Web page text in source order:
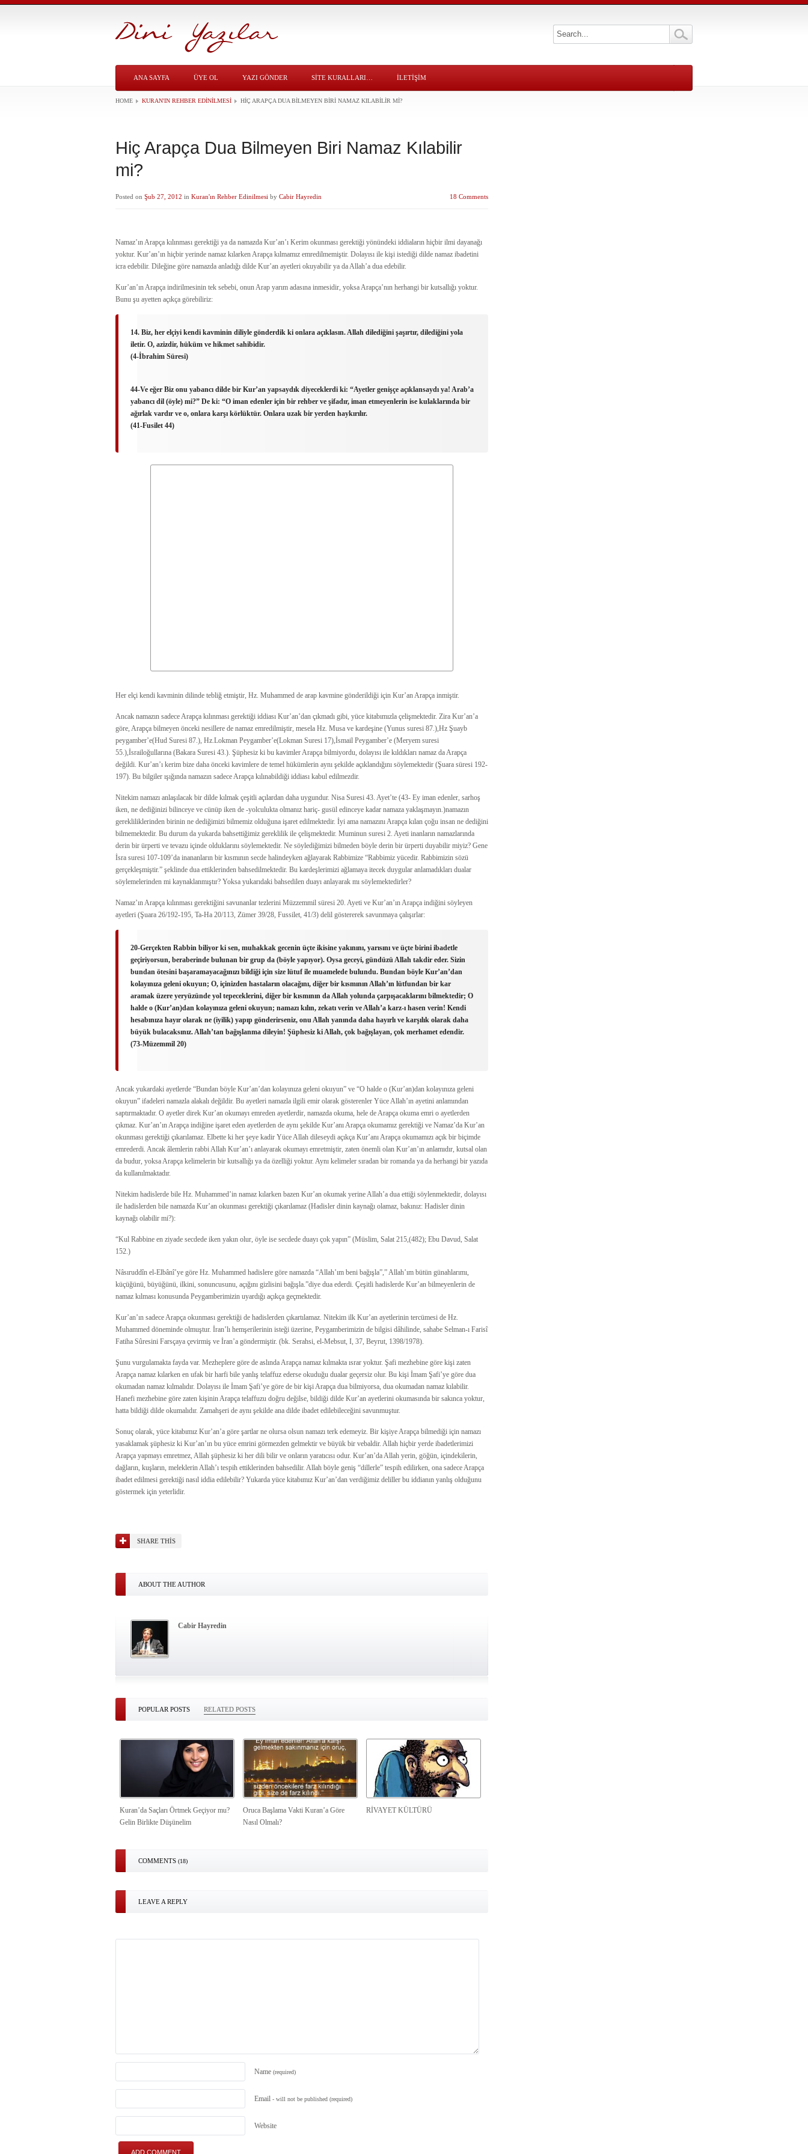
ANA SAYFA ÜYE OL YAZI GÖNDER SITE KURALLARI… İLETİŞİM
HOME KURAN'IN REHBER EDINILMESI HIÇ ARAPÇA DUA BILMEYEN BIRI NAMAZ KILABILIR MI?
Hiç Arapça Dua Bilmeyen Biri Namaz Kılabilir
mi?
Posted on Şub 27, 2012 in Kuran'ın Rehber Edinilmesi by Cabir Hayredin 18 Comments
Namaz’ın Arapça kılınması gerektiği ya da namazda Kur’an’ı Kerim okunması gerektiği yönündeki iddiaların hiçbir ilmi dayanağı
yoktur. Kur’an’ın hiçbir yerinde namaz kılarken Arapça kılmamız emredilmemiştir. Dolayısı ile kişi istediği dilde namaz ibadetini
icra edebilir. Dileğine göre namazda anladığı dilde Kur’an ayetleri okuyabilir ya da Allah’a dua edebilir.
Kur’an’ın Arapça indirilmesinin tek sebebi, onun Arap yarım adasına inmesidir, yoksa Arapça’nın herhangi bir kutsallığı yoktur.
Bunu şu ayetten açıkça görebiliriz:
14. Biz, her elçiyi kendi kavminin diliyle gönderdik ki onlara açıklasın. Allah dilediğini şaşırtır, dilediğini yola
iletir. O, azizdir, hüküm ve hikmet sahibidir.
(4-İbrahim Süresi)
44-Ve eğer Biz onu yabancı dilde bir Kur’an yapsaydık diyeceklerdi ki: “Ayetler genişçe açıklansaydı ya! Arab’a
yabancı dil (öyle) mi?” De ki: “O iman edenler için bir rehber ve şifadır, iman etmeyenlerin ise kulaklarında bir
ağırlak vardır ve o, onlara karşı körlüktür. Onlara uzak bir yerden haykırılır.
(41-Fusilet 44)
Her elçi kendi kavminin dilinde tebliğ etmiştir, Hz. Muhammed de arap kavmine gönderildiği için Kur’an Arapça inmiştir.
Ancak namazın sadece Arapça kılınması gerektiği iddiası Kur’an’dan çıkmadı gibi, yüce kitabımızla çelişmektedir. Zira Kur’an’a
göre, Arapça bilmeyen önceki nesillere de namaz emredilmiştir, mesela Hz. Musa ve kardeşine (Yunus suresi 87.),Hz Şuayb
peygamber’e(Hud Suresi 87.), Hz.Lokman Peygamber’e(Lokman Suresi 17),İsmail Peygamber’e (Meryem suresi
55.),İsrailoğullarına (Bakara Suresi 43.). Şüphesiz ki bu kavimler Arapça bilmiyordu, dolayısı ile kıldıkları namaz da Arapça
değildi. Kur’an’ı kerim bize daha önceki kavimlere de temel hükümlerin aynı şekilde açıklandığını söylemektedir (Şuara süresi 192-
197). Bu bilgiler ışığında namazın sadece Arapça kılınabildiği iddiası kabul edilmezdir.
Nitekim namazı anlaşılacak bir dilde kılmak çeşitli açılardan daha uygundur. Nisa Suresi 43. Ayet’te (43- Ey iman edenler, sarhoş
iken, ne dediğinizi bilinceye ve cünüp iken de -yolculukta olmanız hariç- gusül edinceye kadar namaza yaklaşmayın.)namazın
gerekliliklerinden birinin ne dediğimizi bilmemiz olduğuna işaret edilmektedir. İyi ama namazını Arapça kılan çoğu insan ne dediğini
bilmemektedir. Bu durum da yukarda bahsettiğimiz gereklilik ile çelişmektedir. Muminun suresi 2. Ayeti inanların namazlarında
derin bir ürperti ve tevazu içinde olduklarını söylemektedir. Ne söylediğimizi bilmeden böyle derin bir ürperti duyabilir miyiz? Gene
İsra suresi 107-109’da inananların bir kısmının secde halindeyken ağlayarak Rabbimize “Rabbimiz yücedir. Rabbimizin sözü
gerçekleşmiştir.” şeklinde dua ettiklerinden bahsedilmektedir. Bu kardeşlerimizi ağlamaya itecek duygular anlamadıkları dualar
söylemelerinden mi kaynaklanmıştır? Yoksa yukarıdaki bahsedilen duayı anlayarak mı söylemektedirler?
Namaz’ın Arapça kılınması gerektiğini savunanlar tezlerini Müzzemmil süresi 20. Ayeti ve Kur’an’ın Arapça indiğini söyleyen
ayetleri (Şuara 26/192-195, Ta-Ha 20/113, Zümer 39/28, Fussilet, 41/3) delil göstererek savunmaya çalışırlar:
20-Gerçekten Rabbin biliyor ki sen, muhakkak gecenin üçte ikisine yakınını, yarısını ve üçte birini ibadetle
geçiriyorsun, beraberinde bulunan bir grup da (böyle yapıyor). Oysa geceyi, gündüzü Allah takdir eder. Sizin
bundan ötesini başaramayacağınızı bildiği için size lütuf ile muamelede bulundu. Bundan böyle Kur’an’dan
kolayınıza geleni okuyun; O, içinizden hastaların olacağını, diğer bir kısmının Allah’ın lütfundan bir kar
aramak üzere yeryüzünde yol tepeceklerini, diğer bir kısmının da Allah yolunda çarpışacaklarını bilmektedir; O
halde o (Kur’an)dan kolayınıza geleni okuyun; namazı kılın, zekatı verin ve Allah’a karz-ı hasen verin! Kendi
hesabınıza hayır olarak ne (iyilik) yapıp gönderirseniz, onu Allah yanında daha hayırlı ve karşılık olarak daha
büyük bulacaksınız. Allah’tan bağışlanma dileyin! Şüphesiz ki Allah, çok bağışlayan, çok merhamet edendir.
(73-Müzemmil 20)
Ancak yukardaki ayetlerde “Bundan böyle Kur’an’dan kolayınıza geleni okuyun” ve “O halde o (Kur’an)dan kolayınıza geleni
okuyun” ifadeleri namazla alakalı değildir. Bu ayetleri namazla ilgili emir olarak gösterenler Yüce Allah’ın ayetini anlamından
saptırmaktadır. O ayetler direk Kur’an okumayı emreden ayetlerdir, namazda okuma, hele de Arapça okuma emri o ayetlerden
çıkmaz. Kur’an’ın Arapça indiğine işaret eden ayetlerden de aynı şekilde Kur’anı Arapça okumamız gerektiği ve Namaz’da Kur’an
okunması gerektiği çıkarılamaz. Elbette ki her şeye kadir Yüce Allah dileseydi açıkça Kur’anı Arapça okumamızı açık bir biçimde
emrederdi. Ancak âlemlerin rabbi Allah Kur’an’ı anlayarak okumayı emretmiştir, zaten önemli olan Kur’an’ın anlamıdır, kutsal olan
da budur, yoksa Arapça kelimelerin bir kutsallığı ya da özelliği yoktur. Aynı kelimeler sıradan bir romanda ya da herhangi bir yazıda
da kullanılmaktadır.
Nitekim hadislerde bile Hz. Muhammed’in namaz kılarken bazen Kur’an okumak yerine Allah’a dua ettiği söylenmektedir, dolayısı
ile hadislerden bile namazda Kur’an okunması gerektiği çıkarılamaz (Hadisler dinin kaynağı olamaz, bakınız: Hadisler dinin
kaynağı olabilir mi?):
“Kul Rabbine en ziyade secdede iken yakın olur, öyle ise secdede duayı çok yapın” (Müslim, Salat 215,(482); Ebu Davud, Salat
152.)
Nâsıruddîn el-Elbânî’ye göre Hz. Muhammed hadislere göre namazda “Allah’ım beni bağışla”,” Allah’ım bütün günahlarımı,
küçüğünü, büyüğünü, ilkini, sonuncusunu, açığını gizlisini bağışla.”diye dua ederdi. Çeşitli hadislerde Kur’an bilmeyenlerin de
namaz kılması konusunda Peygamberimizin uyardığı açıkça geçmektedir.
Kur’an’ın sadece Arapça okunması gerektiği de hadislerden çıkartılamaz. Nitekim ilk Kur’an ayetlerinin tercümesi de Hz.
Muhammed döneminde olmuştur. İran’lı hemşerilerinin isteği üzerine, Peygamberimizin de bilgisi dâhilinde, sahabe Selman-ı Farisî
Fatiha Sûresini Farsçaya çevirmiş ve İran’a göndermiştir. (bk. Serahsi, el-Mebsut, I, 37, Beyrut, 1398/1978).
Şunu vurgulamakta fayda var. Mezheplere göre de aslında Arapça namaz kılmakta ısrar yoktur. Şafi mezhebine göre kişi zaten
Arapça namaz kılarken en ufak bir harfi bile yanlış telaffuz ederse okuduğu dualar geçersiz olur. Bu kişi İmam Şafi’ye göre dua
okumadan namaz kılmalıdır. Dolayısı ile İmam Şafi’ye göre de bir kişi Arapça dua bilmiyorsa, dua okumadan namaz kılabilir.
Hanefi mezhebine göre zaten kişinin Arapça telaffuzu doğru değilse, bildiği dilde Kur’an ayetlerini okumasında bir sakınca yoktur,
hatta bildiği dilde okumalıdır. Zamahşeri de aynı şekilde ana dilde ibadet edilebileceğini savunmuştur.
Sonuç olarak, yüce kitabımız Kur’an’a göre şartlar ne olursa olsun namazı terk edemeyiz. Bir kişiye Arapça bilmediği için namazı
yasaklamak şüphesiz ki Kur’an’ın bu yüce emrini görmezden gelmektir ve büyük bir vebaldir. Allah hiçbir yerde ibadetlerimizi
Arapça yapmayı emretmez, Allah şüphesiz ki her dili bilir ve onların yaratıcısı odur. Kur’an’da Allah yerin, göğün, içindekilerin,
dağların, kuşların, meleklerin Allah’ı tespih ettiklerinden bahsedilir. Allah böyle geniş “dillerle” tespih edilirken, ona sadece Arapça
ibadet edilmesi gerektiği nasıl iddia edilebilir? Yukarda yüce kitabımız Kur’an’dan verdiğimiz deliller bu iddianın yanlış olduğunu
göstermek için yeterlidir.
SHARE THIS
ABOUT THE AUTHOR
Cabir Hayredin
POPULAR POSTS RELATED POSTS
Kuran’da Saçları Örtmek Geçiyor mu?
Gelin Birlikte Düşünelim
Oruca Başlama Vakti Kuran’a Göre
Nasıl Olmalı?
RİVAYET KÜLTÜRÜ
COMMENTS (18)
LEAVE A REPLY
Name (required)
Email - will not be published (required)
Website